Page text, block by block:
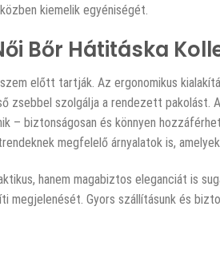
kiemelik egyéniségét.
Bőr Hátitáska
előtt tartják. Az ergonomikus
zsebbel szolgálja a rendezett pakolást.
– biztonságosan és könnyen
megfelelő árnyalatok is,
hanem magabiztos eleganciát is
megjelenését. Gyors szállításunk és